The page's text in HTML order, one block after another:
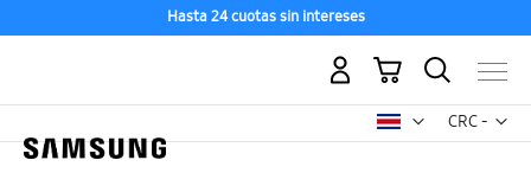
Hasta 24 cuotas sin intereses
CRC -
colón
Mi carrito